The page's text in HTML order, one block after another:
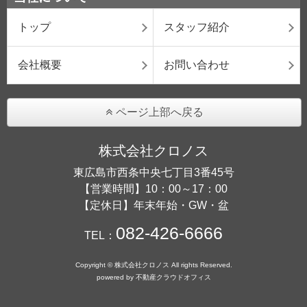
トップ スタッフ紹介
会社概要 お問い合わせ
ページ上部へ戻る
株式会社クロノス
東広島市西条中央七丁目3番45号
【営業時間】10：00～17：00
【定休日】年末年始・GW・盆
TEL： 082-426-6666
Copyright © 株式会社クロノス All rights Reserved.
powered by 不動産クラウドオフィス